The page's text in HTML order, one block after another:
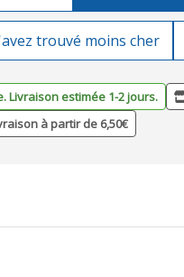
trouvé moins cher
Livraison estimée 1-2 jours.
à partir de 6,50€